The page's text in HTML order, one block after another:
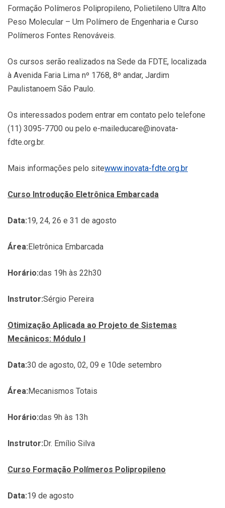
Formação Polímeros Polipropileno, Polietileno Ultra Alto
Peso Molecular – Um Polímero de Engenharia e Curso
Polímeros Fontes Renováveis.
Os cursos serão realizados na Sede da FDTE, localizada
à Avenida Faria Lima nº 1768, 8º andar, Jardim
Paulistanoem São Paulo.
Os interessados podem entrar em contato pelo telefone
(11) 3095-7700 ou pelo e-maileducare@inovata-
fdte.org.br.
Mais informações pelo sitewww.inovata-fdte.org.br
Curso Introdução Eletrônica Embarcada
Data:19, 24, 26 e 31 de agosto
Área:Eletrônica Embarcada
Horário:das 19h às 22h30
Instrutor:Sérgio Pereira
Otimização Aplicada ao Projeto de Sistemas
Mecânicos: Módulo I
Data:30 de agosto, 02, 09 e 10de setembro
Área:Mecanismos Totais
Horário:das 9h às 13h
Instrutor:Dr. Emílio Silva
Curso Formação Polímeros Polipropileno
Data:19 de agosto